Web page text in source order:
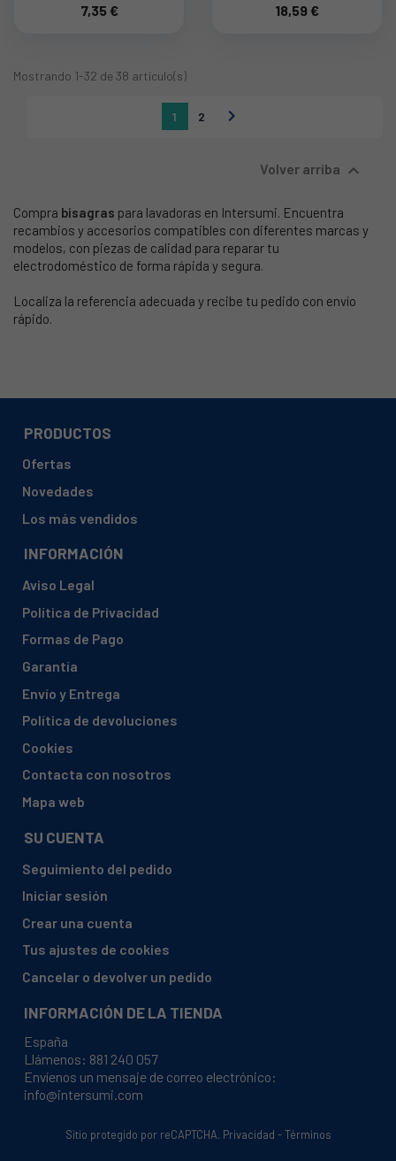
7,35 €
18,59 €
Mostrando 1-32 de 38 artículo(s)
1 2 
Volver arriba 
Compra bisagras para lavadoras en Intersumi. Encuentra
recambios y accesorios compatibles con diferentes marcas y
modelos, con piezas de calidad para reparar tu
electrodoméstico de forma rápida y segura.
Localiza la referencia adecuada y recibe tu pedido con envío
rápido.
PRODUCTOS
Ofertas
Novedades
Los más vendidos
INFORMACIÓN
Aviso Legal
Política de Privacidad
Formas de Pago
Garantía
Envío y Entrega
Política de devoluciones
Cookies
Contacta con nosotros
Mapa web
SU CUENTA
Seguimiento del pedido
Iniciar sesión
Crear una cuenta
Tus ajustes de cookies
Cancelar o devolver un pedido
INFORMACIÓN DE LA TIENDA
España
Llámenos: 881 240 057
Envíenos un mensaje de correo electrónico:
info@intersumi.com
Sitio protegido por reCAPTCHA. Privacidad -Términos